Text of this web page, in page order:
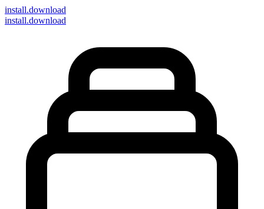
install.download
install.download